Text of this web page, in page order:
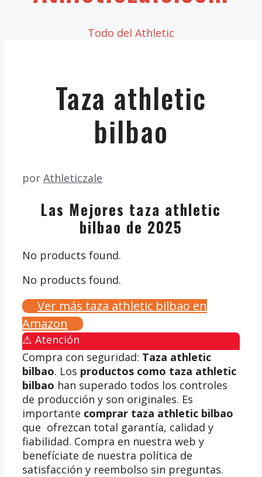
Todo del Athletic
Taza athletic
bilbao
por Athleticzale
Las Mejores taza athletic
bilbao de 2025
No products found.
No products found.
Ver más taza athletic bilbao en
Amazon
⚠️ Atención
Compra con seguridad: Taza athletic
bilbao. Los productos como taza athletic
bilbao han superado todos los controles
de producción y son originales. Es
importante comprar taza athletic bilbao
que ofrezcan total garantía, calidad y
fiabilidad. Compra en nuestra web y
benefíciate de nuestra política de
satisfacción y reembolso sin preguntas.